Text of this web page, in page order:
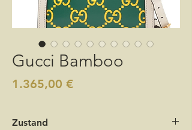
Gucci Bamboo
1.365,00 €Preis
Zustand